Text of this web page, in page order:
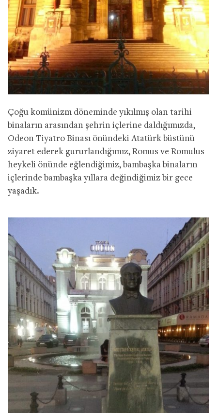
Çoğu komünizm döneminde yıkılmış olan tarihi
binaların arasından şehrin içlerine daldığımızda,
Odeon Tiyatro Binası önündeki Atatürk büstünü
ziyaret ederek gururlandığımız, Romus ve Romulus
heykeli önünde eğlendiğimiz, bambaşka binaların
içlerinde bambaşka yıllara değindiğimiz bir gece
yaşadık.